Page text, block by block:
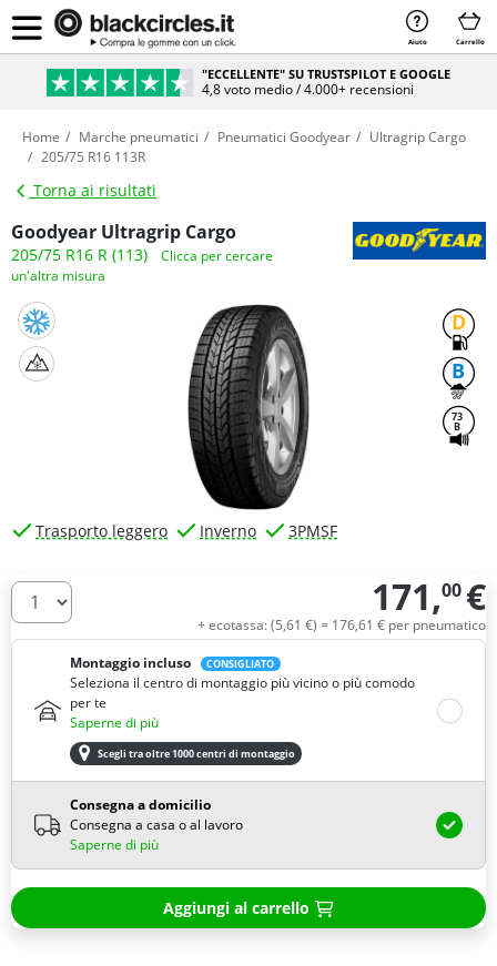
Aiuto Carrello
"ECCELLENTE" SU TRUSTSPILOT E GOOGLE
4,8 voto medio / 4.000+ recensioni
Home Marche pneumatici Pneumatici Goodyear
Ultragrip Cargo
205/75 R16 113R
Torna ai risultati
Goodyear Ultragrip Cargo
205/75 R16 R (113)
Clicca per cercare
un'altra misura
D
B
73
B
Trasporto leggero Inverno 3PMSF
Quantità 171,00 €
+ ecotassa: (5,61 €) = 176,61 € per pneumatico
Montaggio incluso
CONSIGLIATO
Seleziona il centro di montaggio più vicino o più comodo
per te
Saperne di più
Scegli tra oltre 1000 centri di montaggio
Consegna a domicilio
Consegna a casa o al lavoro
Saperne di più
Aggiungi al carrello